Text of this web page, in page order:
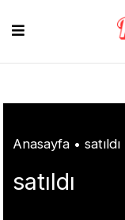
Anasayfa • satıldı
satıldı